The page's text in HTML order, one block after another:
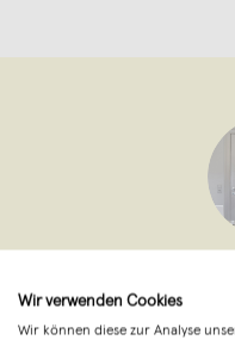
Wir verwenden Cookies
Wir können diese zur Analyse